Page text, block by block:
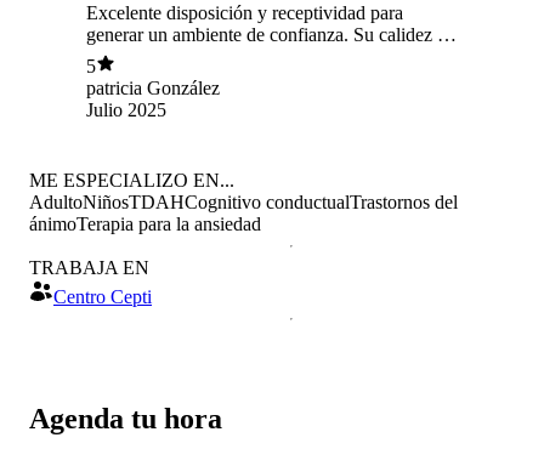
Excelente disposición y receptividad para
generar un ambiente de confianza. Su calidez y
profesionalismo permite que la sesión sea
efectiva, fluida y cómoda.
5
patricia González
Julio 2025
Agenda tu hora
ME ESPECIALIZO EN...
AdultoNiñosTDAHCognitivo conductualTrastornos del
ánimoTerapia para la ansiedad
TRABAJA EN
Centro Cepti